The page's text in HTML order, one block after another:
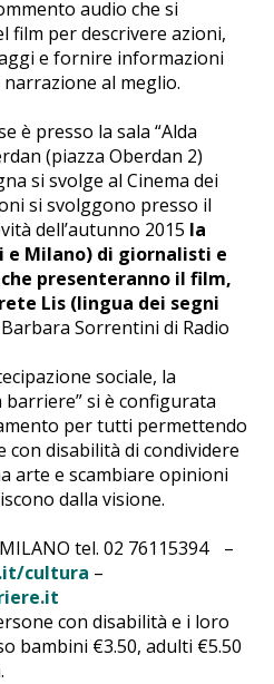
audio che si
film per descrivere azioni,
e fornire informazioni
al meglio.
è presso la sala “Alda
(piazza Oberdan 2)
si svolge al Cinema dei
si svolggono presso il
dell’autunno 2015 la
e Milano) di giornalisti e
presenteranno il film,
Lis (lingua dei segni
Sorrentini di Radio
sociale, la
barriere” si è configurata
per tutti permettendo
disabilità di condividere
arte e scambiare opinioni
dalla visione.
tel. 02 76115394 –
cultura –
con disabilità e i loro
bambini €3.50, adulti €5.50